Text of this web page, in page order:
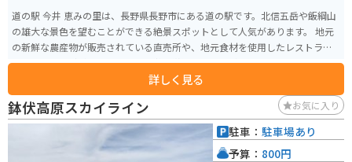
道の駅 今井 恵みの里は、長野県長野市にある道の駅です。北信五岳や飯綱山
の雄大な景色を望むことができる絶景スポットとして人気があります。 地元
の新鮮な農産物が販売されている直売所や、地元食材を使用したレストラ
ン、そば処などがあり、地元の味覚を堪能することができます。特におすすめ
は、地元産のそば粉を使用した手打ちそばです。 バイクで訪れる場合、道の
駅には広々とした駐車場が完備されているので安心です。周辺には、戸隠神
社や黒姫高原など、観光スポットも点在しているので、ツーリングの拠点と
しても最適です。道の駅から続くワインディングロードは、景色も良く、バ
イクで走るのが気持ち良い道です。
詳しく見る
鉢伏高原スカイライン お気に入り
駐車： 駐車場あり
予算： 800円